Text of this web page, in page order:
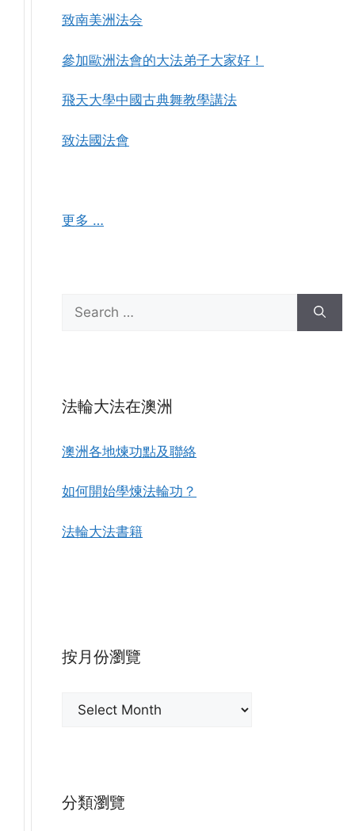
致南美洲法会
參加歐洲法會的大法弟子大家好！
飛天大學中國古典舞教學講法
致法國法會
更多 …
for:
法輪大法在澳洲
澳洲各地煉功點及聯絡
如何開始學煉法輪功？
法輪大法書籍
按月份瀏覽
分類瀏覽